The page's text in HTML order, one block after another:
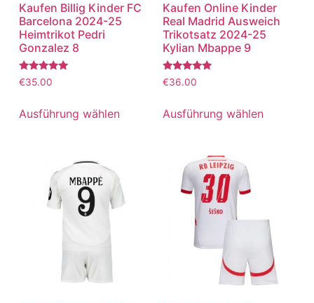
Kaufen Billig Kinder FC
Barcelona 2024-25
Heimtrikot Pedri
Gonzalez 8
Bewertet
mit
von 5
€35.00
Ausführung wählen
Kaufen Online Kinder
Real Madrid Ausweich
Trikotsatz 2024-25
Kylian Mbappe 9
Bewertet
mit
von 5
€36.00
Ausführung wählen